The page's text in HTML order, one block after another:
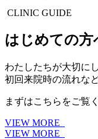
CLINIC GUIDE
はじめての方
わたしたちが大切に
初回来院時の流れな
まずはこちらをご覧
VIEW MORE
VIEW MORE